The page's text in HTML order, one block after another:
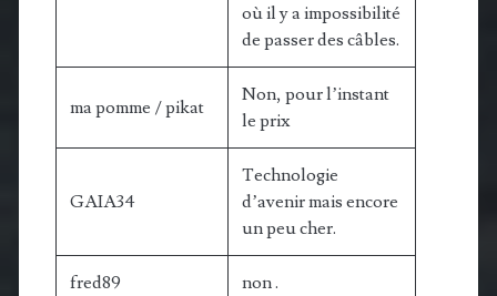
où il y a impossibilité
de passer des câbles.
ma pomme / pikat
Non, pour l’instant
le prix
GAIA34
Technologie
d’avenir mais encore
un peu cher.
fred89 non .